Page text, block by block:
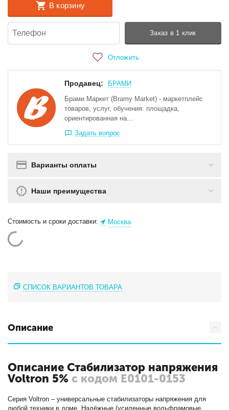
В корзину
Заказ в 1 клик
Отложить
Продавец:
БРАМИ
Брами Маркет (Bramy Market) - маркетплейс
товаров, услуг, обучения: площадка,
ориентированная на...
Задать вопрос
Варианты оплаты
Наши преимущества
Стоимость и сроки доставки: Москва
СПИСОК ВАРИАНТОВ ТОВАРА
Описание
Описание Стабилизатор напряжения
Voltron 5% с кодом Е0101-0153
Серия Voltron – универсальные стабилизаторы напряжения для
любой техники в доме. Надёжные (усиленные вольфрамовые